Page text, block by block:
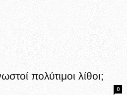
πολύτιμοι λίθοι;
0